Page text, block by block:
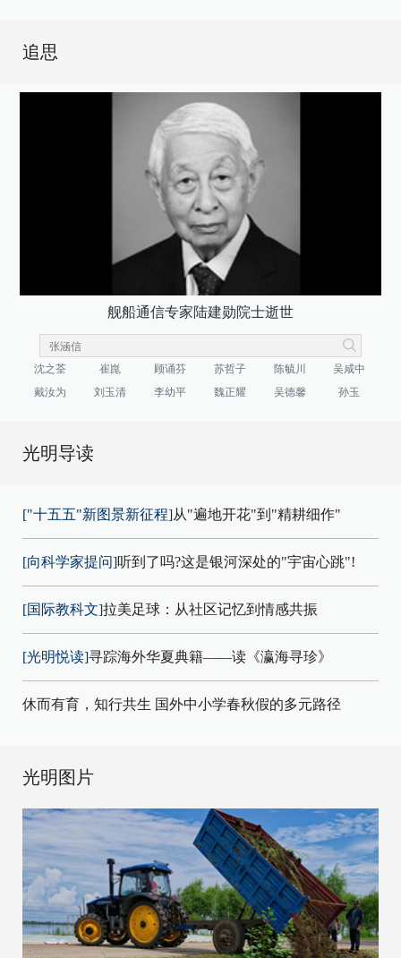
追思
舰船通信专家陆建勋院士逝世
沈之荃 崔崑 顾诵芬 苏哲子 陈毓川
吴咸中
戴汝为
刘玉清 李幼平 魏正耀 吴德馨 孙玉
光明导读
["十五五"新图景新征程]从"遍地开花"到"精耕细作"
[向科学家提问]听到了吗?这是银河深处的"宇宙心跳"!
[国际教科文]拉美足球：从社区记忆到情感共振
[光明悦读]寻踪海外华夏典籍——读《瀛海寻珍》
休而有育，知行共生 国外中小学春秋假的多元路径
光明图片